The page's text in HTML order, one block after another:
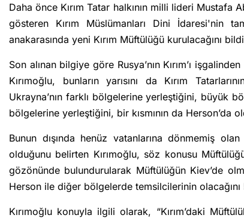
Daha önce Kırım Tatar halkının milli lideri Mustafa
gösteren Kırım Müslümanları Dini İdaresi'nin
anakarasında yeni Kırım Müftülüğü kurulacağını
Son alınan bilgiye göre Rusya’nın Kırım’ı
Kırımoğlu, bunların yarısını da Kırım
Ukrayna’nın farklı bölgelerine yerleştiğini, büyük
bölgelerine yerleştiğini, bir kısmının da Herson’da
Bunun dışında henüz vatanlarına dönmemiş
olduğunu belirten Kırımoğlu, söz konusu
gözönünde bulundurularak Müftülüğün Kiev’de
Herson ile diğer bölgelerde temsilcilerinin
Kırımoğlu konuyla ilgili olarak, “Kırım’daki